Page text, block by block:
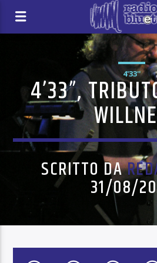
4'33''
4’33”,
SCRITTO DA
31/08/